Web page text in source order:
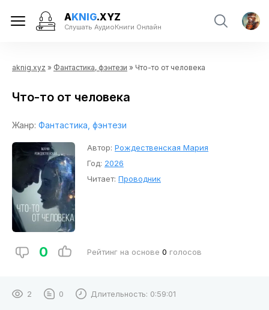
AKNIG.XYZ
Слушать АудиоКниги Онлайн
aknig.xyz » Фантастика, фэнтези » Что-то от человека
Что-то от человека
Жанр: Фантастика, фэнтези
Автор: Рождественская Мария
Год: 2026
Читает: Проводник
0 Рейтинг на основе 0 голосов
2 0 Длительность: 0:59:01